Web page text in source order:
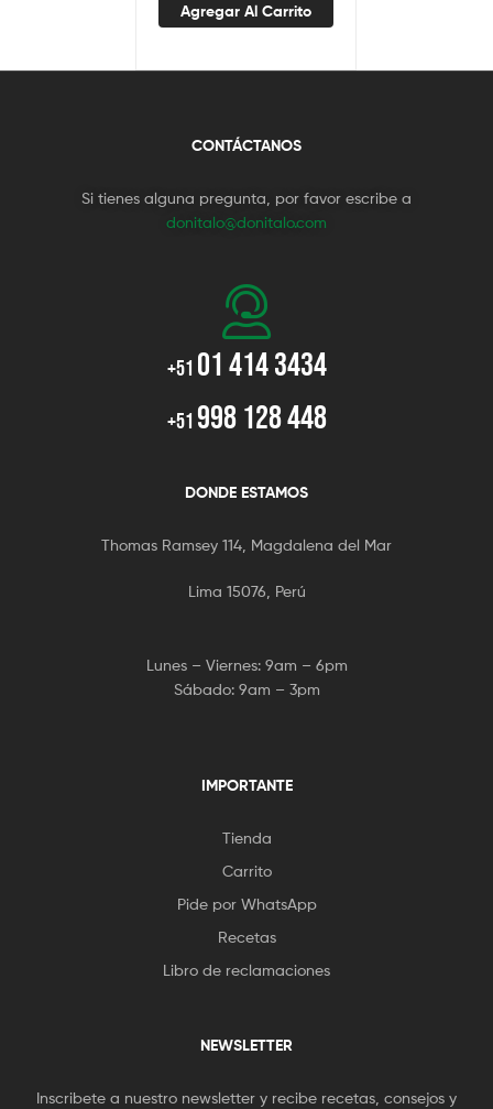
Agregar Al Carrito
CONTÁCTANOS
Si tienes alguna pregunta, por favor escribe a
donitalo@donitalo.com
+51 01 414 3434
+51 998 128 448
DONDE ESTAMOS
Thomas Ramsey 114, Magdalena del Mar
Lima 15076, Perú
Lunes – Viernes: 9am – 6pm
Sábado: 9am – 3pm
IMPORTANTE
Tienda
Carrito
Pide por WhatsApp
Recetas
Libro de reclamaciones
NEWSLETTER
Inscribete a nuestro newsletter y recibe recetas, consejos y